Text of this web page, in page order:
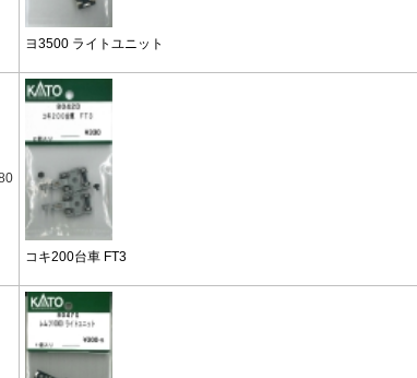
ヨ3500 ライトユニット
コキ200台車 FT3